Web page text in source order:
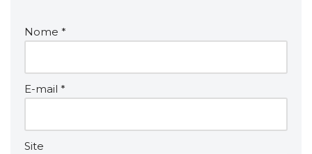
Nome *
E-mail *
Site